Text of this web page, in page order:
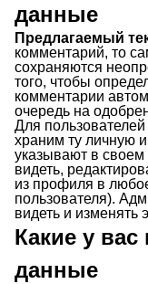
данные
Предлагаемый
комментарий, то
сохраняются
того, чтобы
комментарии
очередь на
Для
храним ту личную
указывают в своем
видеть,
из профиля в
пользователя).
видеть и
Какие у
данные